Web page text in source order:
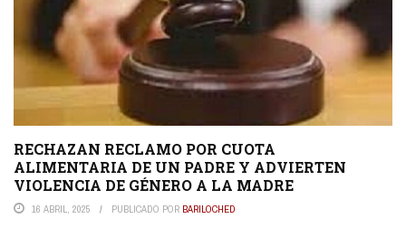
RECHAZAN RECLAMO POR CUOTA
ALIMENTARIA DE UN PADRE Y ADVIERTEN
VIOLENCIA DE GÉNERO A LA MADRE
16 ABRIL, 2025 PUBLICADO POR BARILOCHED